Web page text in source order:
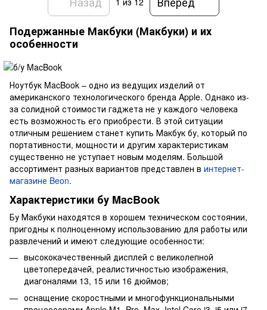
Подержанные Макбуки (Макбуки) и их
особенности
Ноутбук MacBook – одно из ведущих изделий от
американского технологического бренда Apple. Однако из-
за солидной стоимости гаджета не у каждого человека
есть возможность его приобрести. В этой ситуации
отличным решением станет купить Макбук бу, который по
портативности, мощности и другим характеристикам
существенно не уступает новым моделям. Большой
ассортимент разных вариантов представлен в интернет-
магазине Beon.
Характеристики бу MacBook
Бу Макбуки находятся в хорошем техническом состоянии,
пригодны к полноценному использованию для работы или
развлечений и имеют следующие особенности:
высококачественный дисплей с великолепной
цветопередачей, реалистичностью изображения,
диагоналями 13, 15 или 16 дюймов;
оснащение скоростными и многофункциональными